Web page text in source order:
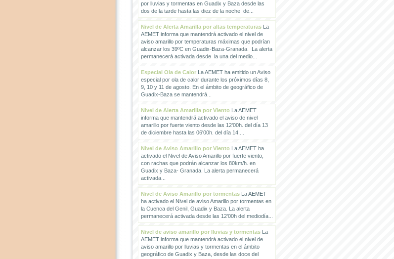
por lluvias y tormentas en Guadix y Baza desde las
dos de la tarde hasta las diez de la noche de...
Nivel de Alerta Amarilla por altas temperaturasLa
AEMET informa que mantendrá activado el nivel de
aviso amarillo por temperaturas máximas que podrían
alcanzar los 39ºC en Guadix-Baza-Granada. La alerta
permanecerá activada desde la una del medio...
Especial Ola de CalorLa AEMET ha emitido un Aviso
especial por ola de calor durante los próximos días 8,
9, 10 y 11 de agosto. En el ámbito de geográfico de
Guadix-Baza se mantendrá...
Nivel de Alerta Amarilla por VientoLa AEMET
informa que mantendrá activado el aviso de nivel
amarillo por fuerte viento desde las 12'00h. del día 13
de diciembre hasta las 06'00h. del día 14....
Nivel de Aviso Amarillo por VientoLa AEMET ha
activado el Nivel de Aviso Amarillo por fuerte viento,
con rachas que podrán alcanzar los 80km/h. en
Guadix y Baza- Granada. La alerta permanecerá
activada...
Nivel de Aviso Amarillo por tormentasLa AEMET
ha activado el Nivel de aviso Amarillo por tormentas en
la Cuenca del Genil, Guadix y Baza. La alerta
permanecerá activada desde las 12'00h del mediodía...
Nivel de aviso amarillo por lluvias y tormentasLa
AEMET informa que mantendrá activado el nivel de
aviso amarillo por lluvias y tormentas en el ámbito
geográfico de Guadix y Baza, desde las doce del